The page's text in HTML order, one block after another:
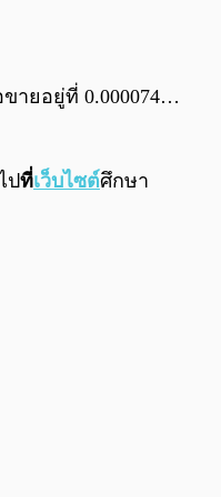
ายอยู่ที่ 0.000074…
ปที่เว็บไซต์ศึกษา